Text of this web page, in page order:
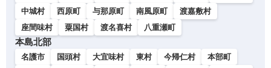
中城村
西原町 与那原町 南風原町
渡嘉敷村
座間味村
粟国村 渡名喜村 八重瀬町
本島北部
名護市 国頭村 大宜味村 東村 今帰仁村
本部町